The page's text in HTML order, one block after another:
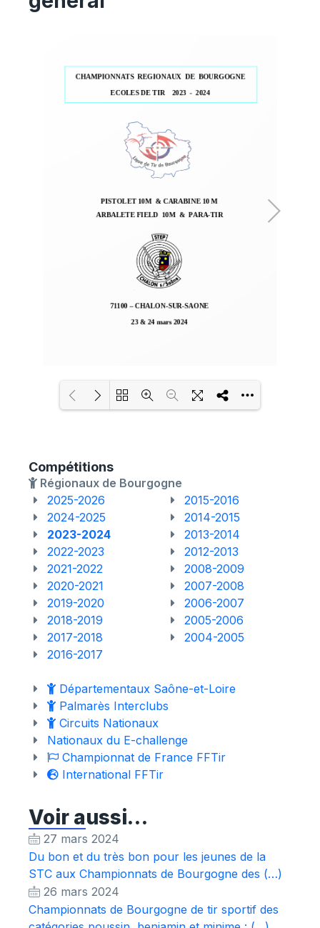
Compétitions
Régionaux de Bourgogne
2025-2026
2024-2025
2023-2024
2022-2023
2021-2022
2020-2021
2019-2020
2018-2019
2017-2018
2016-2017
2015-2016
2014-2015
2013-2014
2012-2013
2008-2009
2007-2008
2006-2007
2005-2006
2004-2005
Départementaux Saône-et-Loire
Palmarès Interclubs
Circuits Nationaux
Nationaux du E-challenge
Championnat de France FFTir
International FFTir
Voir aussi…
27 mars 2024
Du bon et du très bon pour les jeunes de la
STC aux Championnats de Bourgogne des (…)
26 mars 2024
Championnats de Bourgogne de tir sportif des